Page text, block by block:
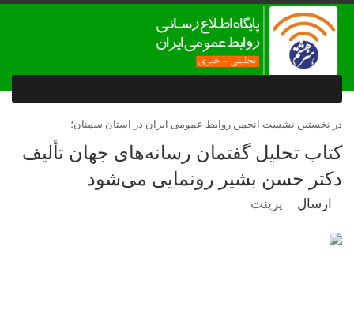
در نخستین نشست انجمن روابط عمومی ایران در استان سمنان؛
کتاب تحلیل گفتمان رسانه‌های جهان تألیف
دکتر حسن بشیر رونمایی می‌شود
ارسال پرینت